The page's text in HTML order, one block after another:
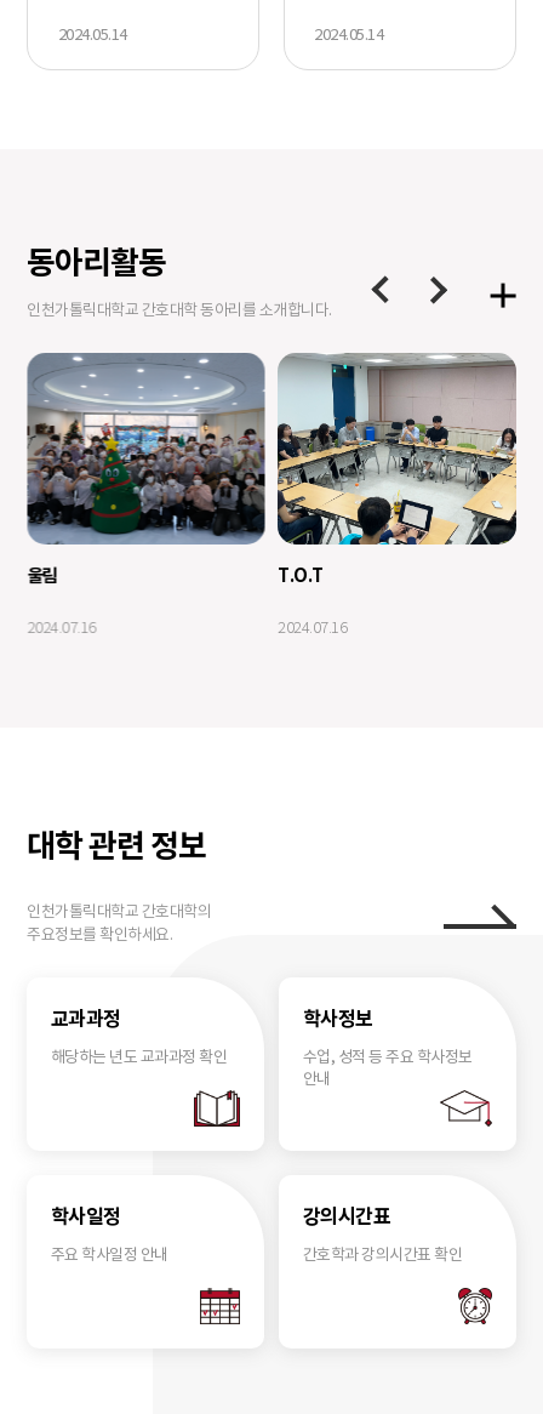
2024.05.14 2024.05.14
동아리활동
인천가톨릭대학교 간호대학 동아리를 소개합니다.
이전
울림
2024.07.16
T.O.T
2024.07.16
다음
대학 관련 정보
인천가톨릭대학교 간호대학의
주요정보를 확인하세요.
교과과정
해당하는 년도 교과과정 확인
학사정보
수업, 성적 등 주요 학사정보
안내
학사일정
주요 학사일정 안내
강의시간표
간호학과 강의시간표 확인